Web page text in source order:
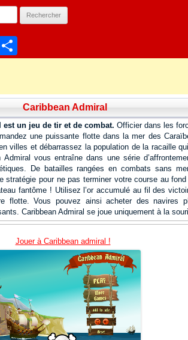
Pinterest
Caribbean Admiral
est un jeu de tir et de combat. Officier dans les
une puissante flotte dans la mer des
villes et débarrassez la population de la racaille
Admiral vous entraîne dans une série
De batailles rangées en combats sans
stratégie pour ne pas terminer votre course au fond
fantôme ! Utilisez l’or accumulé au fil des
flotte. Vous pouvez ainsi acheter des navires
Caribbean Admiral se joue uniquement à la
Jouer à Caribbean admiral !